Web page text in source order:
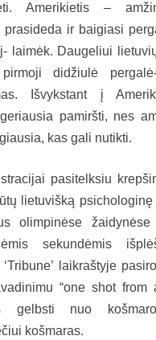
Amerikietis –
prasideda ir baigiasi
laimėk. Daugeliui
didžiulė
Išvykstant į
pamiršti, nes
kas gali nutikti.
pasitelksiu
lietuvišką
olimpinėse
sekundėmis
‘Tribune’ laikraštyje
“one shot from
gelbsti nuo
košmaras.